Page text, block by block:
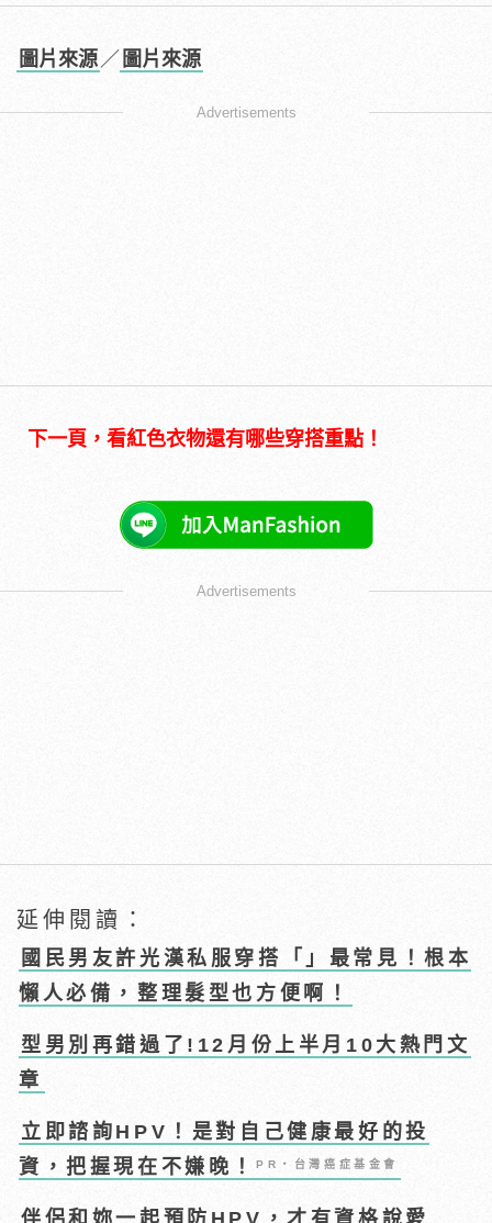
圖片來源 ／ 圖片來源
Advertisements
下一頁，看紅色衣物還有哪些穿搭重點！
Advertisements
延伸閱讀：
國民男友許光漢私服穿搭「」最常見！根本
懶人必備，整理髮型也方便啊！
型男別再錯過了!12月份上半月10大熱門文
章
立即諮詢HPV！是對自己健康最好的投
資，把握現在不嫌晚！PR・台灣癌症基金會